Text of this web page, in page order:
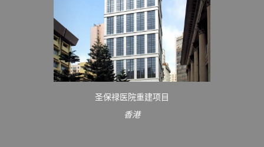
圣保禄医院重建项目
香港